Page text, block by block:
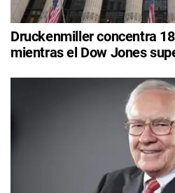
Druckenmiller concentra
mientras el Dow Jones